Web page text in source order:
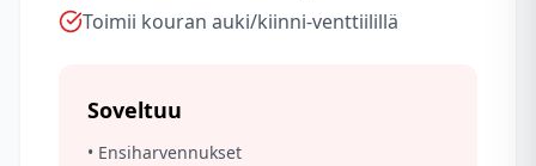
Toimii kouran auki/kiinni-venttiilillä
Soveltuu
• Ensiharvennukset